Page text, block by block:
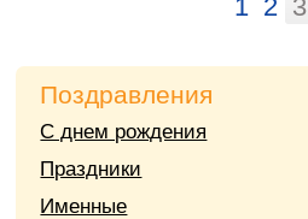
1 2 3
Поздравления
С днем рождения
Праздники
Именные